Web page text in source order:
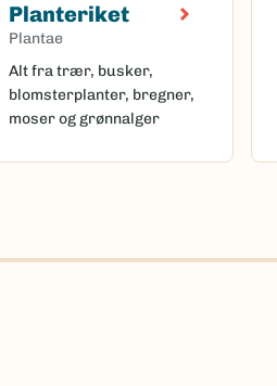
Planteriket
Plantae
Alt fra trær, busker,
blomsterplanter, bregner,
moser og grønnalger